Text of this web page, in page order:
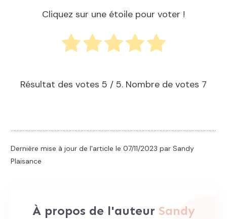
Cliquez sur une étoile pour voter !
Résultat des votes 5 / 5. Nombre de votes 7
Dernière mise à jour de l'article le 07/11/2023 par Sandy
Plaisance
À propos de l'auteur Sandy